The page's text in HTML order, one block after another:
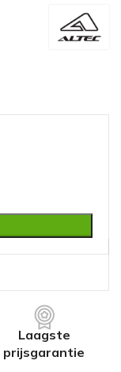
Laagste
prijsgarantie